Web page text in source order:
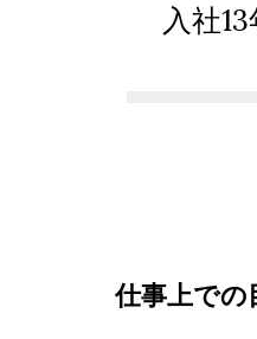
入社13
仕事上での